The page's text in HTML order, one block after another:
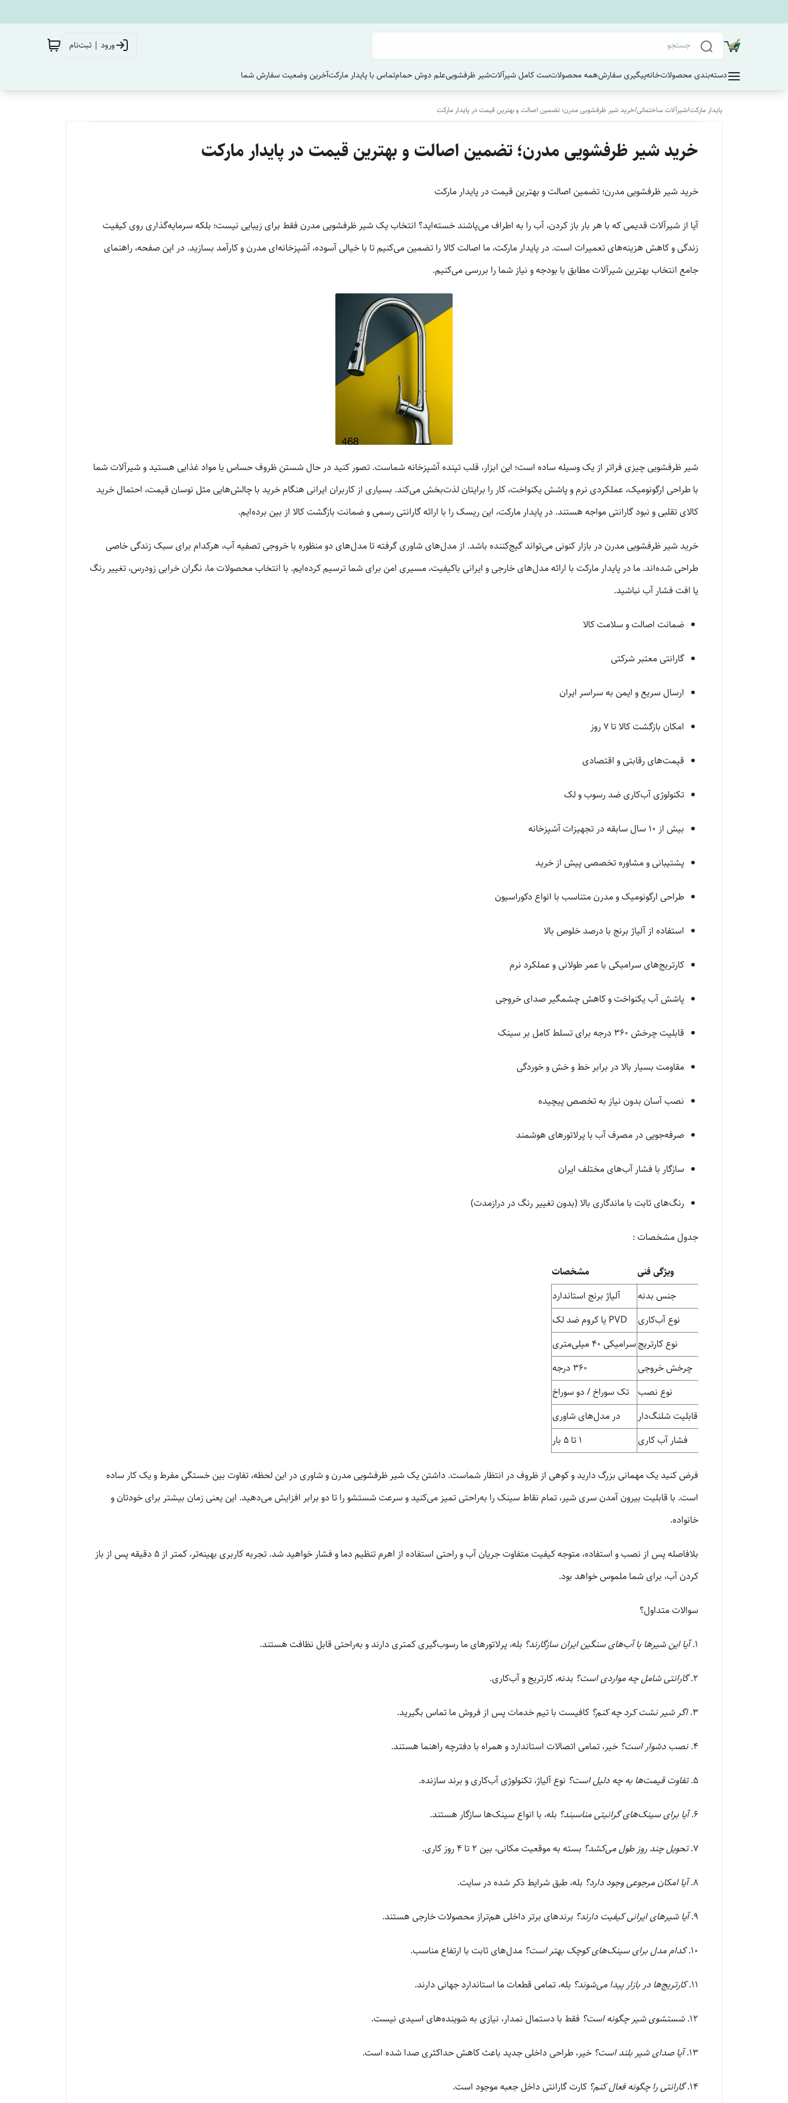
ورود | ثبت‌نام
دسته‌بندی محصولاتخانهپیگیری سفارشهمه محصولاتست کامل شیرآلاتشیر ظرفشوییعلم دوش حمامتماس با پایدار مارکتآخرین وضعیت سفارش‌ شما
پایدار مارکت/شیرآلات ساختمانی/خرید شیر ظرفشویی مدرن؛ تضمین اصالت و بهترین قیمت در پایدار مارکت
خرید شیر ظرفشویی مدرن؛ تضمین اصالت و بهترین قیمت در پایدار مارکت
خرید شیر ظرفشویی مدرن؛ تضمین اصالت و بهترین قیمت در پایدار مارکت
آیا از شیرآلات قدیمی که با هر بار باز کردن، آب را به اطراف می‌پاشند خسته‌اید؟ انتخاب یک شیر ظرفشویی مدرن فقط برای زیبایی نیست؛ بلکه سرمایه‌گذاری روی کیفیت
زندگی و کاهش هزینه‌های تعمیرات است. در پایدار مارکت، ما اصالت کالا را تضمین می‌کنیم تا با خیالی آسوده، آشپزخانه‌ای مدرن و کارآمد بسازید. در این صفحه، راهنمای
جامع انتخاب بهترین شیرآلات مطابق با بودجه و نیاز شما را بررسی می‌کنیم.
شیر ظرفشویی چیزی فراتر از یک وسیله ساده است؛ این ابزار، قلب تپنده آشپزخانه شماست. تصور کنید در حال شستن ظروف حساس یا مواد غذایی هستید و شیرآلات شما
با طراحی ارگونومیک، عملکردی نرم و پاشش یکنواخت، کار را برایتان لذت‌بخش می‌کند. بسیاری از کاربران ایرانی هنگام خرید با چالش‌هایی مثل نوسان قیمت، احتمال خرید
کالای تقلبی و نبود گارانتی مواجه هستند. در پایدار مارکت، این ریسک را با ارائه گارانتی رسمی و ضمانت بازگشت کالا از بین برده‌ایم.
خرید شیر ظرفشویی مدرن در بازار کنونی می‌تواند گیج‌کننده باشد. از مدل‌های شاوری گرفته تا مدل‌های دو منظوره با خروجی تصفیه آب، هرکدام برای سبک زندگی خاصی
طراحی شده‌اند. ما در پایدار مارکت با ارائه مدل‌های خارجی و ایرانی باکیفیت، مسیری امن برای شما ترسیم کرده‌ایم. با انتخاب محصولات ما، نگران خرابی زودرس، تغییر رنگ
یا افت فشار آب نباشید.
ضمانت اصالت و سلامت کالا
گارانتی معتبر شرکتی
ارسال سریع و ایمن به سراسر ایران
امکان بازگشت کالا تا ۷ روز
قیمت‌های رقابتی و اقتصادی
تکنولوژی آب‌کاری ضد رسوب و لک
بیش از ۱۰ سال سابقه در تجهیزات آشپزخانه
پشتیبانی و مشاوره تخصصی پیش از خرید
طراحی ارگونومیک و مدرن متناسب با انواع دکوراسیون
استفاده از آلیاژ برنج با درصد خلوص بالا
کارتریج‌های سرامیکی با عمر طولانی و عملکرد نرم
پاشش آب یکنواخت و کاهش چشمگیر صدای خروجی
قابلیت چرخش ۳۶۰ درجه برای تسلط کامل بر سینک
مقاومت بسیار بالا در برابر خط و خش و خوردگی
نصب آسان بدون نیاز به تخصص پیچیده
صرفه‌جویی در مصرف آب با پرلاتورهای هوشمند
سازگار با فشار آب‌های مختلف ایران
رنگ‌های ثابت با ماندگاری بالا (بدون تغییر رنگ در درازمدت)
جدول مشخصات :
ویژگی فنی
مشخصات
جنس بدنه
آلیاژ برنج استاندارد
نوع آب‌کاری
PVD یا کروم ضد لک
نوع کارتریجسرامیکی ۴۰ میلی‌متری
چرخش خروجی
۳۶۰ درجه
نوع نصب تک سوراخ / دو سوراخ
قابلیت شلنگ‌دار
در مدل‌های شاوری
فشار آب کاری
۱ تا ۵ بار
فرض کنید یک مهمانی بزرگ دارید و کوهی از ظروف در انتظار شماست. داشتن یک شیر ظرفشویی مدرن و شاوری در این لحظه، تفاوت بین خستگی مفرط و یک کار ساده
است. با قابلیت بیرون آمدن سری شیر، تمام نقاط سینک را به‌راحتی تمیز می‌کنید و سرعت شستشو را تا دو برابر افزایش می‌دهید. این یعنی زمان بیشتر برای خودتان و
خانواده.
بلافاصله پس از نصب و استفاده، متوجه کیفیت متفاوت جریان آب و راحتی استفاده از اهرم تنظیم دما و فشار خواهید شد. تجربه کاربری بهینه‌تر، کمتر از ۵ دقیقه پس از باز
کردن آب، برای شما ملموس خواهد بود.
سوالات متداول؟
۱. آیا این شیرها با آب‌های سنگین ایران سازگارند؟ بله، پرلاتورهای ما رسوب‌گیری کمتری دارند و به‌راحتی قابل نظافت هستند.
۲. گارانتی شامل چه مواردی است؟ بدنه، کارتریج و آب‌کاری.
۳. اگر شیر نشت کرد چه کنم؟ کافیست با تیم خدمات پس از فروش ما تماس بگیرید.
۴. نصب دشوار است؟ خیر، تمامی اتصالات استاندارد و همراه با دفترچه راهنما هستند.
۵. تفاوت قیمت‌ها به چه دلیل است؟ نوع آلیاژ، تکنولوژی آب‌کاری و برند سازنده.
۶. آیا برای سینک‌های گرانیتی مناسبند؟ بله، با انواع سینک‌ها سازگار هستند.
۷. تحویل چند روز طول می‌کشد؟ بسته به موقعیت مکانی، بین ۲ تا ۴ روز کاری.
۸. آیا امکان مرجوعی وجود دارد؟ بله، طبق شرایط ذکر شده در سایت.
۹. آیا شیرهای ایرانی کیفیت دارند؟ برندهای برتر داخلی هم‌تراز محصولات خارجی هستند.
۱۰. کدام مدل برای سینک‌های کوچک بهتر است؟ مدل‌های ثابت با ارتفاع مناسب.
۱۱. کارتریج‌ها در بازار پیدا می‌شوند؟ بله، تمامی قطعات ما استاندارد جهانی دارند.
۱۲. شستشوی شیر چگونه است؟ فقط با دستمال نمدار، نیازی به شوینده‌های اسیدی نیست.
۱۳. آیا صدای شیر بلند است؟ خیر، طراحی داخلی جدید باعث کاهش حداکثری صدا شده است.
۱۴. گارانتی را چگونه فعال کنم؟ کارت گارانتی داخل جعبه موجود است.